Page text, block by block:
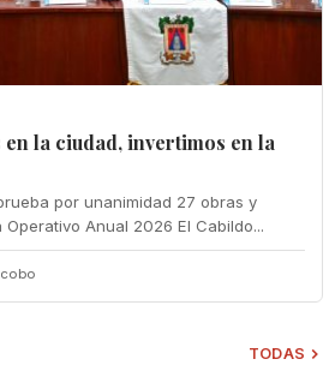
la ciudad, invertimos en la
por unanimidad 27 obras y
Anual 2026 El Cabildo...
TODAS